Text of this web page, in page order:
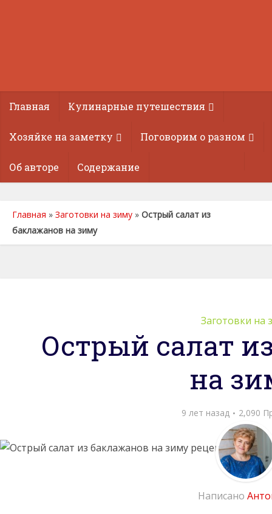
Главная Кулинарные путешествия
Хозяйке на заметку Поговорим о разном
Об авторе Содержание
Главная » Заготовки на зиму » Острый салат из
баклажанов на зиму
Заготовки на
Острый салат
на
9 лет назад 2,090
Написано